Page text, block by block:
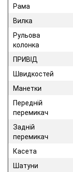
Рама
Вилка
Рульова
колонка
ПРИВІД
Швидкостей
Манетки
Передній
перемикач
Задній
перемикач
Касета
Шатуни